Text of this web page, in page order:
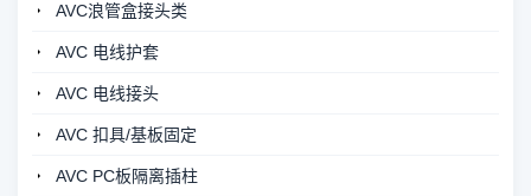
AVC浪管盒接头类
AVC 电线护套
AVC 电线接头
AVC 扣具/基板固定
AVC PC板隔离插柱